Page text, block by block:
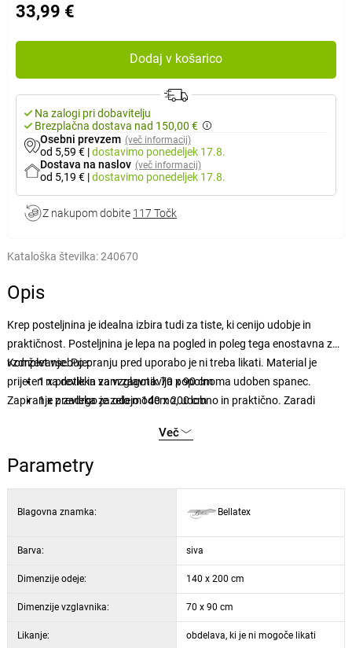
33,99 €
Dodaj v košarico
Na zalogi pri dobavitelju
Brezplačna dostava nad 150,00 €
Osebni prevzem (več informacij)
od 5,59 € |dostavimo ponedeljek 17.8.
Dostava na naslov (več informacij)
od 5,19 € |dostavimo ponedeljek 17.8.
Z nakupom dobite 117 Točk
Kataloška številka:240670
Opis
Krep posteljnina je idealna izbira tudi za tiste, ki cenijo udobje in
praktičnost. Posteljnina je lepa na pogled in poleg tega enostavna za
vzdrževanje. Po pranju pred uporabo je ni treba likati. Material je
prijeten na dotik in vam zagotavlja popolnoma udoben spanec.
Zapiranje z zadrgo je zelo moderno, udobno in praktično. Zaradi
posteljnino perete na levi strani.
Komplet vsebuje:
1 x prevleka za vzglavnik 70 x 90 cm
1 x prevleka za odejo 140 x 200 cm
Več
Parametry
Blagovna znamka: Bellatex
Barva: siva
Dimenzije odeje: 140 x 200 cm
Dimenzije vzglavnika: 70 x 90 cm
Likanje: obdelava, ki je ni mogoče likati